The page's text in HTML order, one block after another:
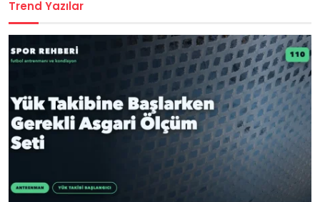
Trend Yazılar